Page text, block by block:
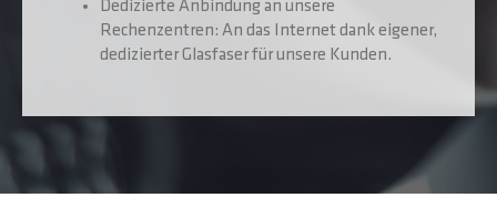
Dedizierte Anbindung an unsere
Rechenzentren: An das Internet dank eigener,
dedizierter Glasfaser für unsere Kunden.